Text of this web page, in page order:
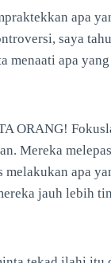
apa
saya
apa
ORANG!
Mereka
apa
jauh lebih